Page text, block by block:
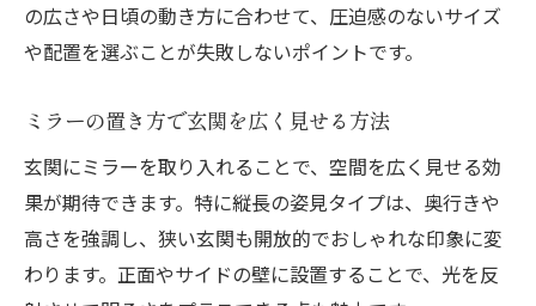
の広さや日頃の動き方に合わせて、圧迫感のないサイズ
や配置を選ぶことが失敗しないポイントです。
ミラーの置き方で玄関を広く見せる方法
玄関にミラーを取り入れることで、空間を広く見せる効
果が期待できます。特に縦長の姿見タイプは、奥行きや
高さを強調し、狭い玄関も開放的でおしゃれな印象に変
わります。正面やサイドの壁に設置することで、光を反